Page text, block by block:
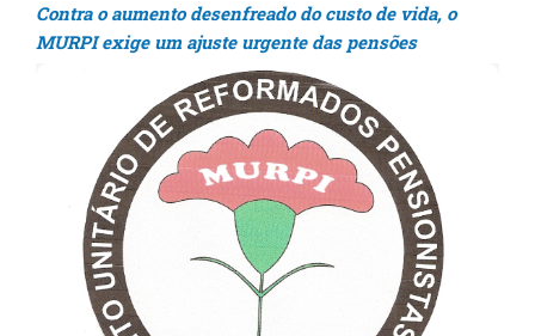
Contra o aumento desenfreado do custo de vida, o
MURPI exige um ajuste urgente das pensões